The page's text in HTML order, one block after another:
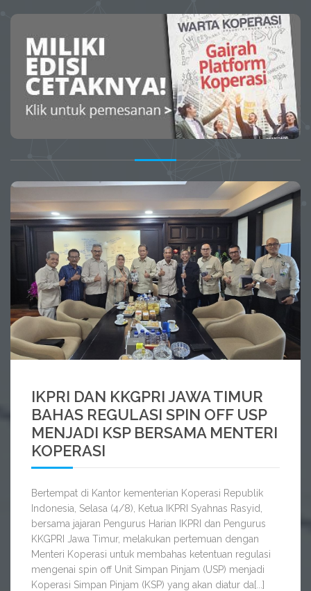
IKPRI DAN KKGPRI JAWA TIMUR
BAHAS REGULASI SPIN OFF USP
MENJADI KSP BERSAMA MENTERI
KOPERASI
Bertempat di Kantor kementerian Koperasi Republik
Indonesia, Selasa (4/8), Ketua IKPRI Syahnas Rasyid,
bersama jajaran Pengurus Harian IKPRI dan Pengurus
KKGPRI Jawa Timur, melakukan pertemuan dengan
Menteri Koperasi untuk membahas ketentuan regulasi
mengenai spin off Unit Simpan Pinjam (USP) menjadi
Koperasi Simpan Pinjam (KSP) yang akan diatur da[...]